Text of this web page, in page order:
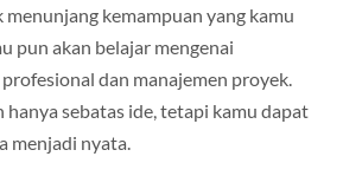
kemampuan yang kamu
pun akan belajar mengenai
dan manajemen proyek.
hanya sebatas ide, tetapi kamu dapat
menjadi nyata.